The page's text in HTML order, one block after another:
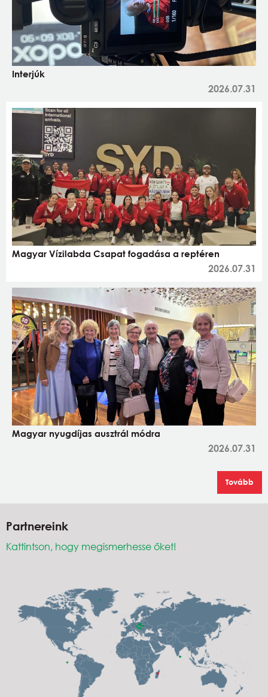
Interjúk
2026.07.31
Magyar Vízilabda Csapat fogadása a reptéren
2026.07.31
Magyar nyugdíjas ausztrál módra
2026.07.31
Tovább
Partnereink
Kattintson, hogy megismerhesse őket!